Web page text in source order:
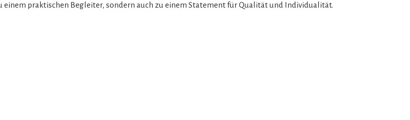
einem praktischen Begleiter, sondern auch zu einem Statement für Qualität und Individualität.